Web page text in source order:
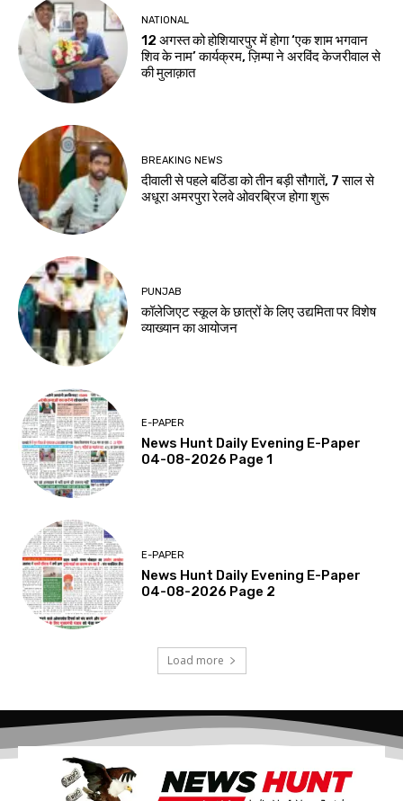
NATIONAL
12 अगस्त को होशियारपुर में होगा ‘एक शाम भगवान
शिव के नाम’ कार्यक्रम, ज़िम्पा ने अरविंद केजरीवाल से
की मुलाक़ात
BREAKING NEWS
दीवाली से पहले बठिंडा को तीन बड़ी सौगातें, 7 साल से
अधूरा अमरपुरा रेलवे ओवरब्रिज होगा शुरू
PUNJAB
कॉलेजिएट स्कूल के छात्रों के लिए उद्यमिता पर विशेष
व्याख्यान का आयोजन
E-PAPER
News Hunt Daily Evening E-Paper
04-08-2026 Page 1
E-PAPER
News Hunt Daily Evening E-Paper
04-08-2026 Page 2
Load more